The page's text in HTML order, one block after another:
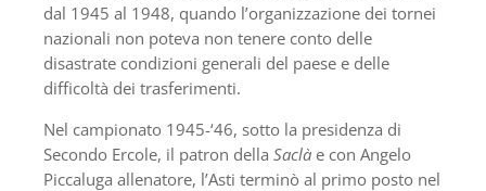
dal 1945 al 1948, quando l’organizzazione dei tornei
nazionali non poteva non tenere conto delle
disastrate condizioni generali del paese e delle
difficoltà dei trasferimenti.
Nel campionato 1945-‘46, sotto la presidenza di
Secondo Ercole, il patron della Saclà e con Angelo
Piccaluga allenatore, l’Asti terminò al primo posto nel